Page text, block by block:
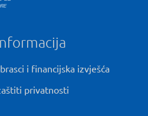
i financijska izvješća
privatnosti